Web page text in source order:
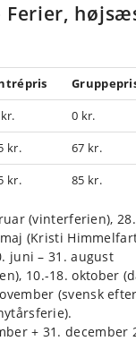
Ferier,
0 kr.
kr.
67 kr.
kr. 85 kr.
(vinterferien),
(Kristi
juni – 31. august
10.-18. oktober
(svensk
+ 31. december